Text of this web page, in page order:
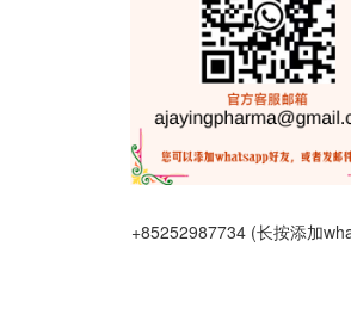
+85252987734 (长按添加